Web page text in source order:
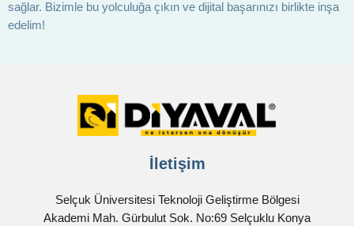
sağlar. Bizimle bu yolculuğa çıkın ve dijital başarınızı birlikte inşa
edelim!
İletişim
Selçuk Üniversitesi Teknoloji Geliştirme Bölgesi
Akademi Mah. Gürbulut Sok. No:69 Selçuklu Konya